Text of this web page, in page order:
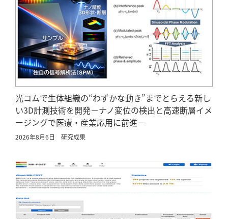
光コムで生体組織の“わずかな動き”までとらえる新し
い3D計測技術を開発－ナノ変位の検出と高速断層イメ
ージングで医療・産業応用に前進－
2026年8月6日 研究成果